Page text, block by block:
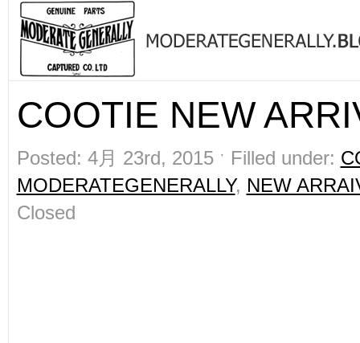
COOTIE NEW
Posted: 4月 23rd, 2015 ˑ Filled under:
MODERATEGENERALLY, NEW
Closed